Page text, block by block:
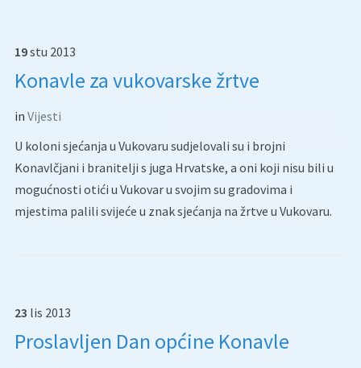
19stu 2013
Konavle za vukovarske žrtve
in Vijesti
U koloni sjećanja u Vukovaru sudjelovali su i brojni
Konavlčjani i branitelji s juga Hrvatske, a oni koji nisu bili u
mogućnosti otići u Vukovar u svojim su gradovima i
mjestima palili svijeće u znak sjećanja na žrtve u Vukovaru.
23 lis 2013
Proslavljen Dan općine Konavle